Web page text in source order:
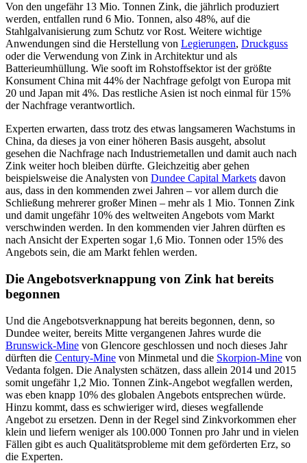
Von den ungefähr 13 Mio. Tonnen Zink, die jährlich produziert
werden, entfallen rund 6 Mio. Tonnen, also 48%, auf die
Stahlgalvanisierung zum Schutz vor Rost. Weitere wichtige
Anwendungen sind die Herstellung von Legierungen, Druckguss
oder die Verwendung von Zink in Architektur und als
Batterieumhüllung. Wie sooft im Rohstoffsektor ist der größte
Konsument China mit 44% der Nachfrage gefolgt von Europa mit
20 und Japan mit 4%. Das restliche Asien ist noch einmal für 15%
der Nachfrage verantwortlich.
Experten erwarten, dass trotz des etwas langsameren Wachstums in
China, da dieses ja von einer höheren Basis ausgeht, absolut
gesehen die Nachfrage nach Industriemetallen und damit auch nach
Zink weiter hoch bleiben dürfte. Gleichzeitig aber gehen
beispielsweise die Analysten von Dundee Capital Markets davon
aus, dass in den kommenden zwei Jahren – vor allem durch die
Schließung mehrerer großer Minen – mehr als 1 Mio. Tonnen Zink
und damit ungefähr 10% des weltweiten Angebots vom Markt
verschwinden werden. In den kommenden vier Jahren dürften es
nach Ansicht der Experten sogar 1,6 Mio. Tonnen oder 15% des
Angebots sein, die am Markt fehlen werden.
Die Angebotsverknappung von Zink hat bereits
begonnen
Und die Angebotsverknappung hat bereits begonnen, denn, so
Dundee weiter, bereits Mitte vergangenen Jahres wurde die
Brunswick-Mine von Glencore geschlossen und noch dieses Jahr
dürften die Century-Mine von Minmetal und die Skorpion-Mine von
Vedanta folgen. Die Analysten schätzen, dass allein 2014 und 2015
somit ungefähr 1,2 Mio. Tonnen Zink-Angebot wegfallen werden,
was eben knapp 10% des globalen Angebots entsprechen würde.
Hinzu kommt, dass es schwieriger wird, dieses wegfallende
Angebot zu ersetzen. Denn in der Regel sind Zinkvorkommen eher
klein und liefern weniger als 100.000 Tonnen pro Jahr und in vielen
Fällen gibt es auch Qualitätsprobleme mit dem geförderten Erz, so
die Experten.